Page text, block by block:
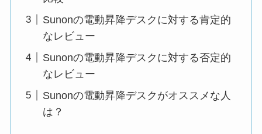
Sunonの電動昇降デスクに対する肯定的
なレビュー
Sunonの電動昇降デスクに対する否定的
なレビュー
Sunonの電動昇降デスクがオススメな人
は？